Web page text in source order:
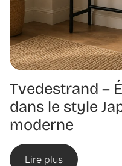
Tvedestrand –
dans le style
moderne
Lire plus